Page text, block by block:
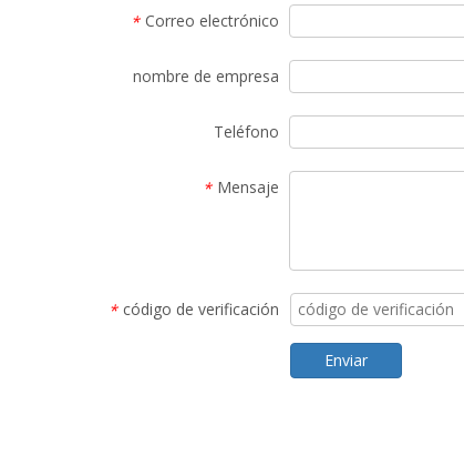
* Correo electrónico
nombre de empresa
Teléfono
* Mensaje
* código de verificación
Enviar